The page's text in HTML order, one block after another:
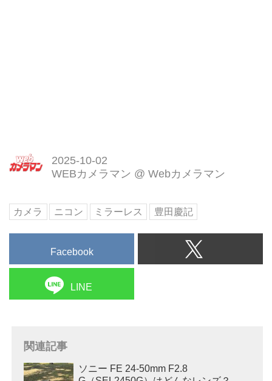
2025-10-02
WEBカメラマン @ Webカメラマン
カメラ ニコン ミラーレス 豊田慶記
Facebook
LINE
関連記事
ソニー FE 24-50mm F2.8